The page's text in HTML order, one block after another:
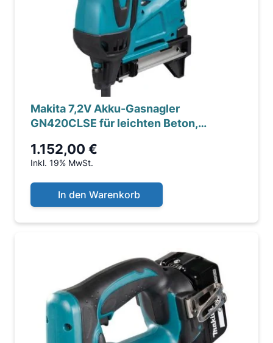
Makita 7,2V Akku-Gasnagler
GN420CLSE für leichten Beton,
1.152,00 €
Inkl. 19% MwSt.
In den Warenkorb